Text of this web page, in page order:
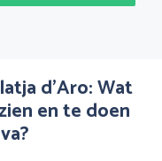
d’Aro: Wat
en te doen